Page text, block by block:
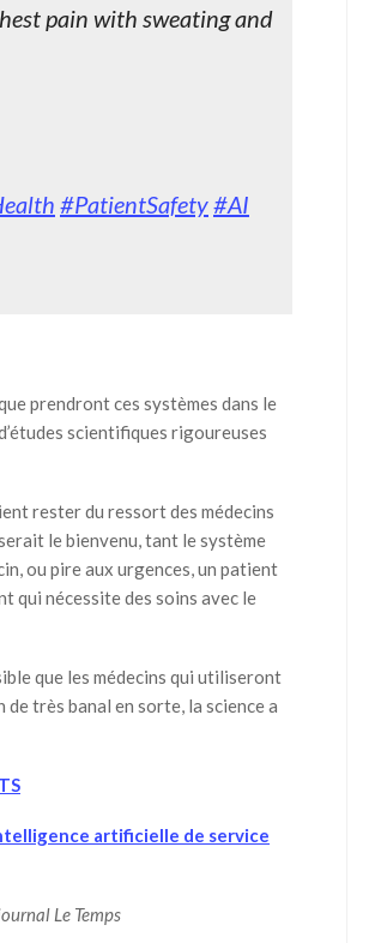
pain with sweating and
#PatientSafety#AI
prendront ces systèmes dans le
scientifiques rigoureuses
rester du ressort des médecins
le bienvenu, tant le système
ou pire aux urgences, un patient
qui nécessite des soins avec le
que les médecins qui utiliseront
très banal en sorte, la science a
artificielle de service
Le Temps